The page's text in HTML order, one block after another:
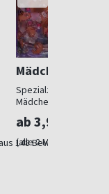
Mädchen
Spezialzeitschrift für
Mädchen
ab 3,99 €
(alle 2 Monate)